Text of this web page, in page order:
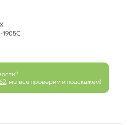
1905C
, мы все проверим и подскажем!